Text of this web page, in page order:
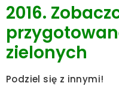
2016.
zielonych
Podziel się z innymi!